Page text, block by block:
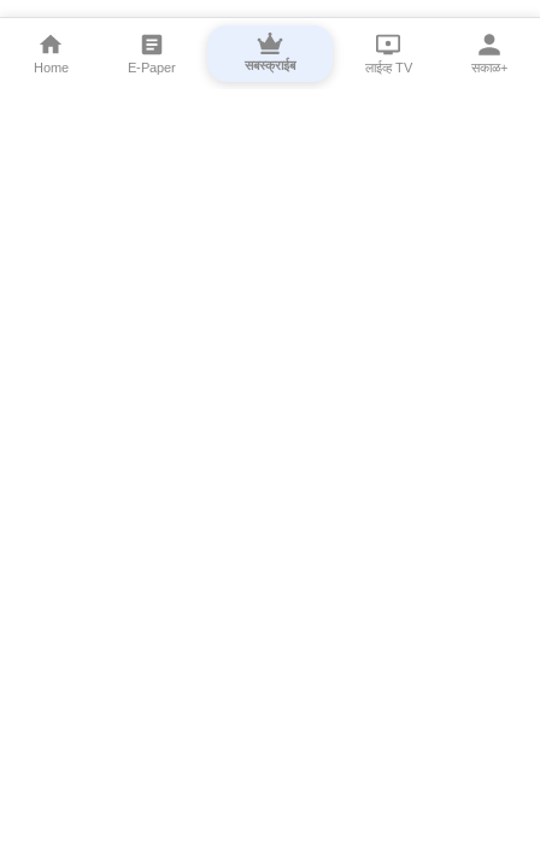
Home E-Paper सबस्क्राईब लाईव्ह TV सकाळ+